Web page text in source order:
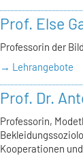
Prof. Else
Professorin der
→ Lehrangebote
Prof. Dr.
Professorin,
Kooperationen